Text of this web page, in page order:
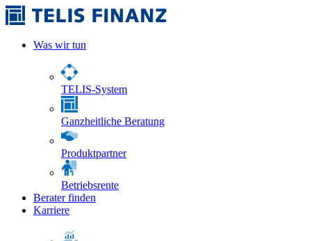
Was wir tun
TELIS-System
Ganzheitliche Beratung
Produktpartner
Betriebsrente
Berater finden
Karriere